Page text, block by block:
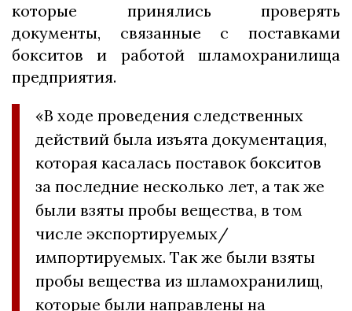
которые принялись проверять
документы, связанные с поставками
бокситов и работой шламохранилища
предприятия.
«В ходе проведения следственных
действий была изъята документация,
которая касалась поставок бокситов
за последние несколько лет, а так же
были взяты пробы вещества, в том
числе экспортируемых/
импортируемых. Так же были взяты
пробы вещества из шламохранилищ,
которые были направлены на